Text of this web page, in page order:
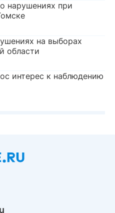
нарушениях при
на выборах
области
интерес к наблюдению